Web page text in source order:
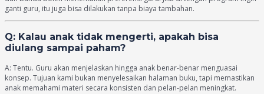
ganti guru, itu juga bisa dilakukan tanpa biaya tambahan.
Q: Kalau anak tidak mengerti, apakah bisa
diulang sampai paham?
A: Tentu. Guru akan menjelaskan hingga anak benar-benar menguasai
konsep. Tujuan kami bukan menyelesaikan halaman buku, tapi memastikan
anak memahami materi secara konsisten dan pelan-pelan meningkat.